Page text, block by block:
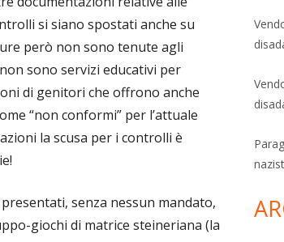
si siano spostati anche su
però non sono tenute agli
sono servizi educativi per
di genitori che offrono anche
“non conformi” per l’attuale
la scusa per i controlli è
senza nessun mandato,
giochi di matrice steineriana (la